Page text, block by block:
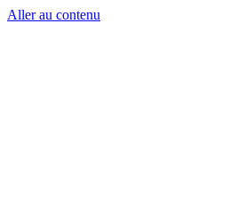
Aller au contenu